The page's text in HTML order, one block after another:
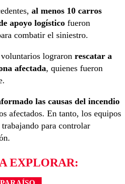
al menos 10 carros
apoyo logístico fueron
combatir el siniestro.
lograron rescatar a
afectada, quienes fueron
las causas del incendio
afectados. En tanto, los equipos
para controlar
EXPLORAR: